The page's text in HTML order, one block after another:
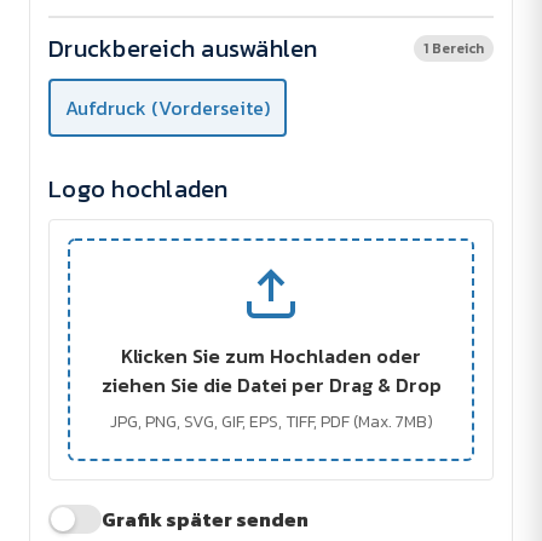
Druckbereich auswählen 1 Bereich
Aufdruck (Vorderseite)
Logo hochladen
Klicken Sie zum Hochladen oder
ziehen Sie die Datei per Drag & Drop
JPG, PNG, SVG, GIF, EPS, TIFF, PDF (Max. 7MB)
Grafik später senden